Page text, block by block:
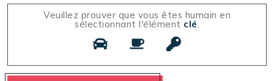
Veuillez prouver que vous êtes humain en
sélectionnant l'élément clé